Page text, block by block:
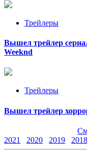
Трейлеры
Вышел трейлер
Weeknd
Трейлеры
Вышел трейлер
2021
2020 2019 2018